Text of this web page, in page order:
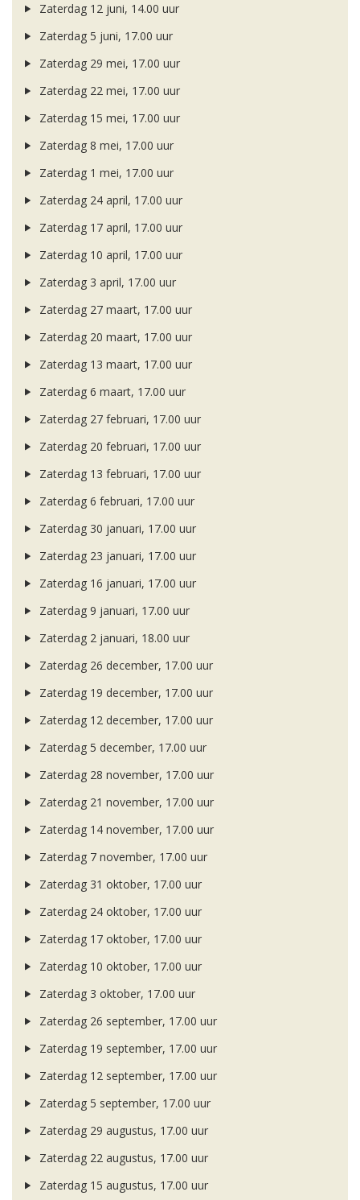
Zaterdag 12 juni, 14.00 uur
Zaterdag 5 juni, 17.00 uur
Zaterdag 29 mei, 17.00 uur
Zaterdag 22 mei, 17.00 uur
Zaterdag 15 mei, 17.00 uur
Zaterdag 8 mei, 17.00 uur
Zaterdag 1 mei, 17.00 uur
Zaterdag 24 april, 17.00 uur
Zaterdag 17 april, 17.00 uur
Zaterdag 10 april, 17.00 uur
Zaterdag 3 april, 17.00 uur
Zaterdag 27 maart, 17.00 uur
Zaterdag 20 maart, 17.00 uur
Zaterdag 13 maart, 17.00 uur
Zaterdag 6 maart, 17.00 uur
Zaterdag 27 februari, 17.00 uur
Zaterdag 20 februari, 17.00 uur
Zaterdag 13 februari, 17.00 uur
Zaterdag 6 februari, 17.00 uur
Zaterdag 30 januari, 17.00 uur
Zaterdag 23 januari, 17.00 uur
Zaterdag 16 januari, 17.00 uur
Zaterdag 9 januari, 17.00 uur
Zaterdag 2 januari, 18.00 uur
Zaterdag 26 december, 17.00 uur
Zaterdag 19 december, 17.00 uur
Zaterdag 12 december, 17.00 uur
Zaterdag 5 december, 17.00 uur
Zaterdag 28 november, 17.00 uur
Zaterdag 21 november, 17.00 uur
Zaterdag 14 november, 17.00 uur
Zaterdag 7 november, 17.00 uur
Zaterdag 31 oktober, 17.00 uur
Zaterdag 24 oktober, 17.00 uur
Zaterdag 17 oktober, 17.00 uur
Zaterdag 10 oktober, 17.00 uur
Zaterdag 3 oktober, 17.00 uur
Zaterdag 26 september, 17.00 uur
Zaterdag 19 september, 17.00 uur
Zaterdag 12 september, 17.00 uur
Zaterdag 5 september, 17.00 uur
Zaterdag 29 augustus, 17.00 uur
Zaterdag 22 augustus, 17.00 uur
Zaterdag 15 augustus, 17.00 uur